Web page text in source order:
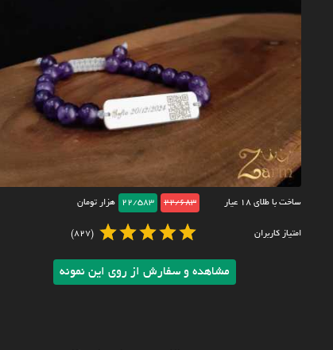
ساخت با طلای ۱۸ عیار 22/683
22/583 هزار تومان
امتیاز کاربران (827)
مشاهده و سفارش از روی این نمونه